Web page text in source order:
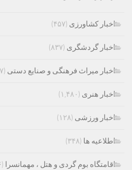
اخبار کشاورزی (۴۵۷)
اخبار گردشگری (۸۳۷)
اخبار میراث فرهنگی و صنایع دستی (۱,۴۱۷)
اخبار هنری (۱,۴۸۰)
اخبار ورزشی (۱۲۸)
اطلاعیه ها (۳۴۸)
اقامتگاه بوم گردی و هتل ، مهمانسرا (۷۶)